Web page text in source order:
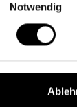
Notwendig